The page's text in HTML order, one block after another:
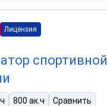
Лицензия
спортивной
800 ак.ч Сравнить